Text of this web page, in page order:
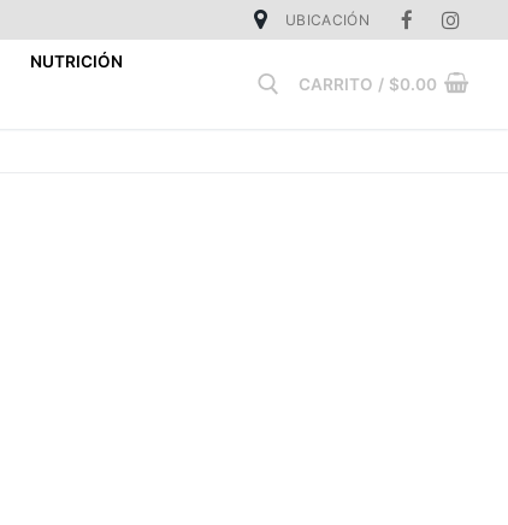
UBICACIÓN
NUTRICIÓN
CARRITO / $0.00